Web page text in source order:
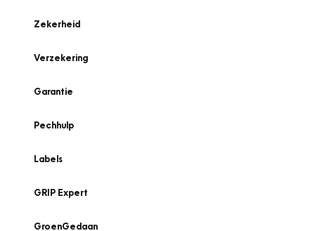
Zekerheid
Verzekering
Garantie
Pechhulp
Labels
GRIP Expert
GroenGedaan